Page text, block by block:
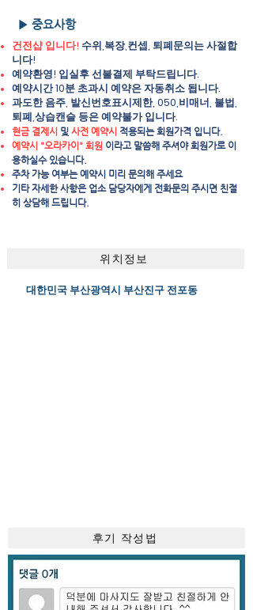
▶ 중요사항
건전샵 입니다! 수위,복장,컨셉, 퇴폐문의는 사절합
니다!
예약환영! 입실후 선불결제 부탁드립니다.
예약시간 10분 초과시 예약은 자동취소 됩니다.
과도한 음주, 발신번호표시제한, 050,비매너, 불법,
퇴폐,상습캔슬 등은 예약불가 입니다.
현금 결제시 및 사전 예약시 적용되는 회원가격 입니다.
예약시 "오라카이" 회원 이라고 말씀해 주셔야 회원가로 이
용하실수 있습니다.
주차 가능 여부는 예약시 미리 문의해 주세요
​기타 자세한 사항은 업소 담당자에게 전화문의 주시면 친절
히 상담해 드립니다.
위치정보
대한민국 부산광역시 부산진구 전포동
후기 작성법